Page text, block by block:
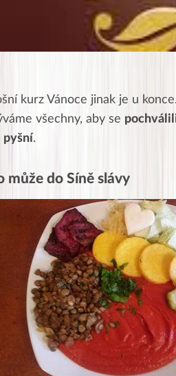
kurz Vánoce jinak je u
všechny, aby se
pyšní.
může do Síně slávy